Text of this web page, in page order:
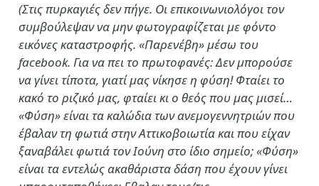
(Στις πυρκαγιές δεν πήγε. Οι επικοινωνιολόγοι τον
συμβούλεψαν να μην φωτογραφίζεται με φόντο
εικόνες καταστροφής. «Παρενέβη» μέσω του
facebook. Για να πει το πρωτοφανές: Δεν μπορούσε
να γίνει τίποτα, γιατί μας νίκησε η φύση! Φταίει το
κακό το ριζικό μας, φταίει κι ο θεός που μας μισεί…
«Φύση» είναι τα καλώδια των ανεμογεννητριών που
έβαλαν τη φωτιά στην Αττικοβοιωτία και που είχαν
ξαναβάλει φωτιά τον Ιούνη στο ίδιο σημείο; «Φύση»
είναι τα εντελώς ακαθάριστα δάση που έχουν γίνει